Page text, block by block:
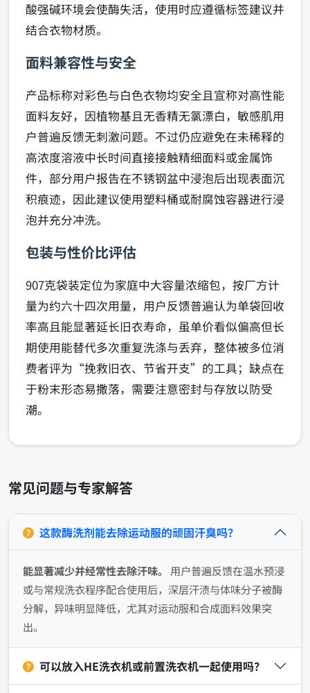
酸强碱环境会使酶失活，使用时应遵循标签建议并
结合衣物材质。
面料兼容性与安全
产品标称对彩色与白色衣物均安全且宣称对高性能
面料友好，因植物基且无香精无氯漂白，敏感肌用
户普遍反馈无刺激问题。不过仍应避免在未稀释的
高浓度溶液中长时间直接接触精细面料或金属饰
件，部分用户报告在不锈钢盆中浸泡后出现表面沉
积痕迹，因此建议使用塑料桶或耐腐蚀容器进行浸
泡并充分冲洗。
包装与性价比评估
907克袋装定位为家庭中大容量浓缩包，按厂方计
量为约六十四次用量，用户反馈普遍认为单袋回收
率高且能显著延长旧衣寿命，虽单价看似偏高但长
期使用能替代多次重复洗涤与丢弃，整体被多位消
费者评为“挽救旧衣、节省开支”的工具；缺点在
于粉末形态易撒落，需要注意密封与存放以防受
潮。
常见问题与专家解答
这款酶洗剂能去除运动服的顽固汗臭吗？
能显著减少并经常性去除汗味。 用户普遍反馈在温水预浸
或与常规洗衣程序配合使用后，深层汗渍与体味分子被酶
分解，异味明显降低，尤其对运动服和合成面料效果突
出。
可以放入HE洗衣机或前置洗衣机一起使用吗？